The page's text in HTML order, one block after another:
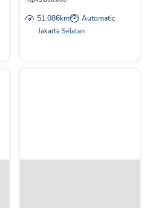
51.086km Automatic
Jakarta Selatan